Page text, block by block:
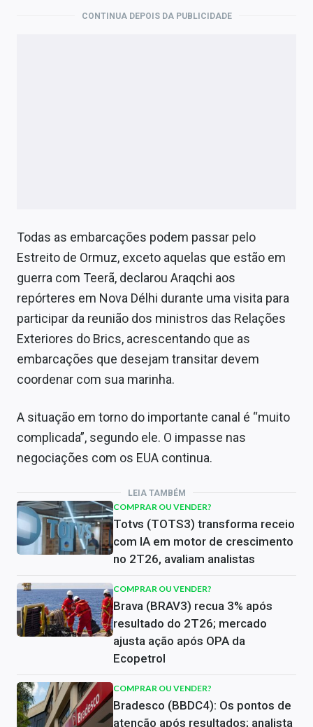
CONTINUA DEPOIS DA PUBLICIDADE
Todas as embarcações podem passar pelo
Estreito de Ormuz, exceto aquelas que estão em
guerra com Teerã, declarou Araqchi aos
repórteres em Nova Délhi durante uma visita para
participar da reunião dos ministros das Relações
Exteriores do Brics, acrescentando que as
embarcações que desejam transitar devem
coordenar com sua marinha.
A situação em torno do importante canal é “muito
complicada”, segundo ele. O impasse nas
negociações com os EUA continua.
LEIA TAMBÉM
COMPRAR OU VENDER?
Totvs (TOTS3) transforma receio
com IA em motor de crescimento
no 2T26, avaliam analistas
COMPRAR OU VENDER?
Brava (BRAV3) recua 3% após
resultado do 2T26; mercado
ajusta ação após OPA da
Ecopetrol
COMPRAR OU VENDER?
Bradesco (BBDC4): Os pontos de
atenção após resultados; analista